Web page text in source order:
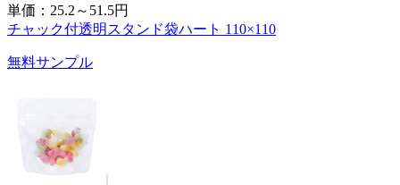
単価： 25.2～51.5円
チャック付透明スタンド袋ハート 110×110
無料サンプル